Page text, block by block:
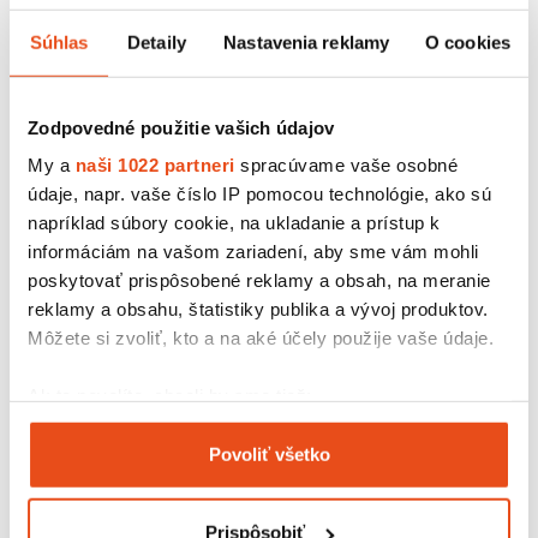
Súhlas Detaily Nastavenia reklamy O cookies
Zodpovedné použitie vašich údajov
My a naši 1022 partneri spracúvame vaše osobné
údaje, napr. vaše číslo IP pomocou technológie, ako sú
napríklad súbory cookie, na ukladanie a prístup k
informáciám na vašom zariadení, aby sme vám mohli
poskytovať prispôsobené reklamy a obsah, na meranie
reklamy a obsahu, štatistiky publika a vývoj produktov.
Môžete si zvoliť, kto a na aké účely použije vaše údaje.
Zhromažďovať informácie o vašej geografickej
polohe s presnosťou na niekoľko metrov
Identifikovať vaše zariadenie aktívnym
Povoliť všetko
Prispôsobiť
29,52 € s DPH
24,00 € bez DPH
Podložka pod zákusok 10x10 cm
čierna